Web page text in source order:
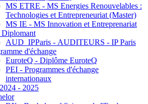
MS ETRE - MS Energies Renouvelables :
Technologies et Entrepreneuriat (Master)
MS IE - MS Innovation et Entreprenariat
AUD_IPParis - AUDITEURS - IP Paris
d'échange
EuroteQ - Diplôme EuroteQ
PEI - Programmes d'échange
internationaux
- 2025